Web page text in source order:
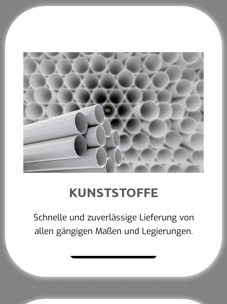
KUNSTSTOFFE
Schnelle und zuverlässige Lieferung von
allen gängigen Maßen und Legierungen.